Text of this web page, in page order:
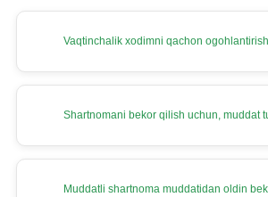
Vaqtinchalik хodimni qachon
Shartnomani bekor qilish uchun, muddat
Muddatli shartnoma muddatidan oldin